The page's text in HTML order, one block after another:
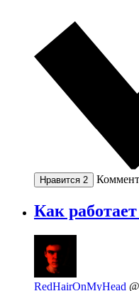
Нравится 2
Как работает
RedHairOnMyHead